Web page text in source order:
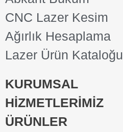
CNC Lazer Kesim
Ağırlık Hesaplama
Lazer Ürün Kataloğu
KURUMSAL
HİZMETLERİMİZ
ÜRÜNLER